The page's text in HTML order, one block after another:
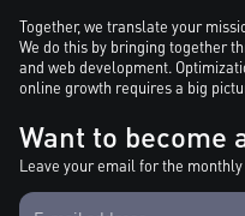
Together, we translate your
We do this by bringing together
and web development.
online growth requires a big
Want to become
Leave your email for the